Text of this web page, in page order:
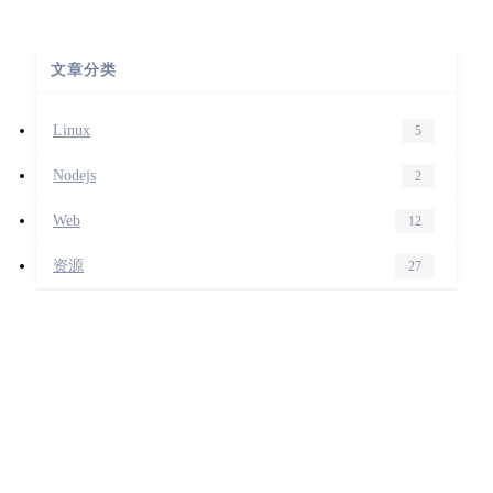
文章分类
Linux 5
Nodejs 2
Web 12
资源 27